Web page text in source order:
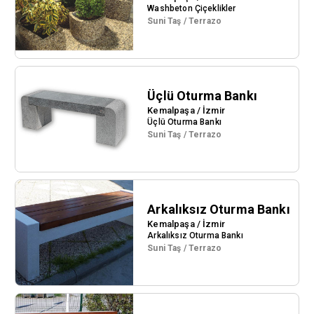
Washbeton Çiçeklikler
Suni Taş / Terrazo
Üçlü Oturma Bankı
Kemalpaşa / İzmir
Üçlü Oturma Bankı
Suni Taş / Terrazo
Arkalıksız Oturma Bankı
Kemalpaşa / İzmir
Arkalıksız Oturma Bankı
Suni Taş / Terrazo